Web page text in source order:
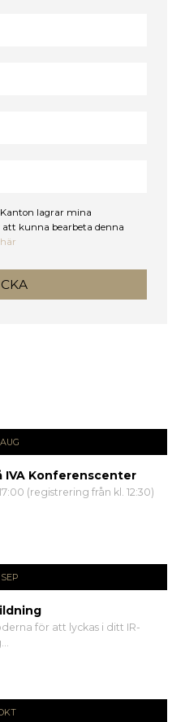
lagrar mina
att kunna bearbeta denna
IVA Konferenscenter
(registrering från kl. 12:30)
för att lyckas i ditt IR-